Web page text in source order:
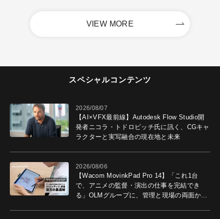
VIEW MORE
スペシャルコンテンツ
2026/08/07
【AI×VFX最前線】Autodesk Flow Studio開
発者ニコラ・トドロビッチ氏に訊く、CGキャ
ラクターと実写融合の現在地と未来
2026/08/06
【Wacom MovinkPad Pro 14】「これ1台
で、アニメの監督・演出の仕事を完結でき
る」OLMグループに、管理と現場の両面から